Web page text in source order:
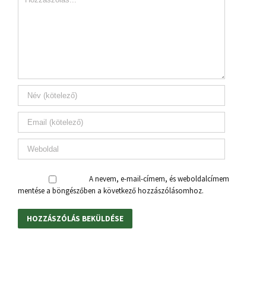
A nevem, e-mail-címem, és weboldalcímem
mentése a böngészőben a következő hozzászólásomhoz.